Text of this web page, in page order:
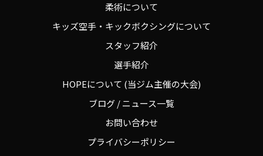
柔術について
キッズ空手・キックボクシングについて
スタッフ紹介
選手紹介
HOPEについて (当ジム主催の大会)
ブログ / ニュース一覧
お問い合わせ
プライバシーポリシー